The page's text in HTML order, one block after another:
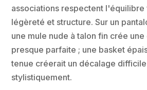
associations respectent l'équilibre
légèreté et structure. Sur un
une mule nude à talon fin crée
presque parfaite ; une basket
tenue créerait un décalage
stylistiquement.